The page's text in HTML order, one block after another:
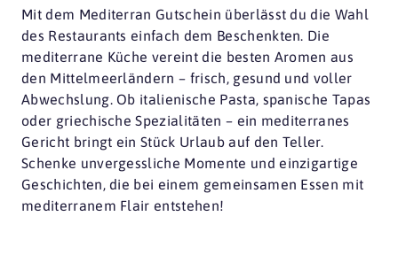
Mit dem Mediterran Gutschein überlässt du die Wahl
des Restaurants einfach dem Beschenkten. Die
mediterrane Küche vereint die besten Aromen aus
den Mittelmeerländern – frisch, gesund und voller
Abwechslung. Ob italienische Pasta, spanische Tapas
oder griechische Spezialitäten – ein mediterranes
Gericht bringt ein Stück Urlaub auf den Teller.
Schenke unvergessliche Momente und einzigartige
Geschichten, die bei einem gemeinsamen Essen mit
mediterranem Flair entstehen!